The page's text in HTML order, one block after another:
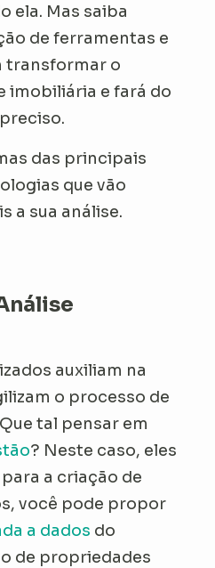
ela. Mas saiba
de ferramentas e
transformar o
imobiliária e fará do
das principais
que vão
a sua análise.
auxiliam na
o processo de
tal pensar em
? Neste caso, eles
a criação de
você pode propor
a dados do
de propriedades